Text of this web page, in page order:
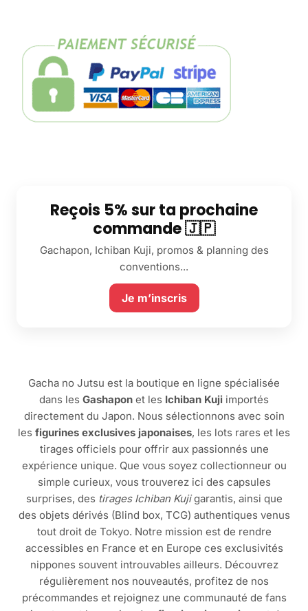
Reçois 5% sur ta prochaine
commande 🇯🇵
Gachapon, Ichiban Kuji, promos & planning des
conventions...
Je m’inscris
Gacha no Jutsu est la boutique en ligne spécialisée
dans les Gashapon et les Ichiban Kuji importés
directement du Japon. Nous sélectionnons avec soin
les figurines exclusives japonaises, les lots rares et les
tirages officiels pour offrir aux passionnés une
expérience unique. Que vous soyez collectionneur ou
simple curieux, vous trouverez ici des capsules
surprises, des tirages Ichiban Kujigarantis, ainsi que
des objets dérivés (Blind box, TCG) authentiques venus
tout droit de Tokyo. Notre mission est de rendre
accessibles en France et en Europe ces exclusivités
nippones souvent introuvables ailleurs. Découvrez
régulièrement nos nouveautés, profitez de nos
précommandes et rejoignez une communauté de fans